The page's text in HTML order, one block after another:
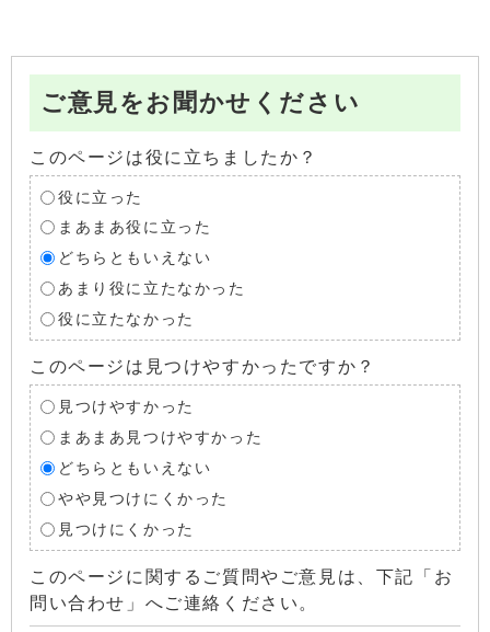
ご意見をお聞かせください
このページは役に立ちましたか？
役に立った
まあまあ役に立った
どちらともいえない
あまり役に立たなかった
役に立たなかった
このページは見つけやすかったですか？
見つけやすかった
まあまあ見つけやすかった
どちらともいえない
やや見つけにくかった
見つけにくかった
このページに関するご質問やご意見は、下記「お
問い合わせ」へご連絡ください。